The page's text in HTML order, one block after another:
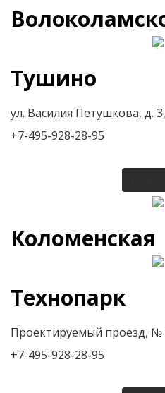
Тушино
ул. Василия Петушкова, д.
+7-495-928-28-95
Коломенская
Технопарк
Проектируемый проезд, №
+7-495-928-28-95